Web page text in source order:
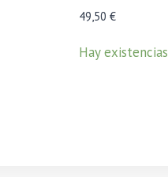
49,50 €
Hay existencias